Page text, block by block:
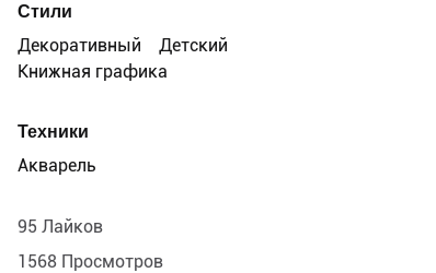
Стили
Декоративный
Детский
Книжная графика
Техники
Акварель
95 Лайков
1568 Просмотров